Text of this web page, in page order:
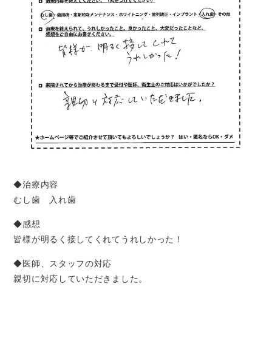
◆治療内容
むし歯 入れ歯
◆感想
皆様が明るく接してくれてうれしかった！
◆医師、スタッフの対応
親切に対応していただきました。